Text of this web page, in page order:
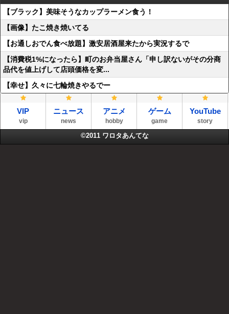
【ブラック】美味そうなカップラーメン食う！
【画像】たこ焼き焼いてる
【お通しおでん食べ放題】激安居酒屋来たから実況するで
【消費税1%になったら】町のお弁当屋さん「申し訳ないがその分商
品代を値上げして店頭価格を変...
【幸せ】久々に七輪焼きやるでー
VIP
vip
ニュース
news
アニメ
hobby
ゲーム
game
YouTube
story
©2011 ワロタあんてな